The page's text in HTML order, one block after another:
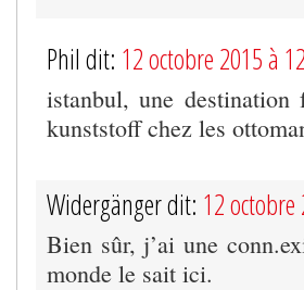
Phil dit: 12 octobre 2015 à
istanbul, une
kunststoff chez les
Widergänger dit: 12
Bien sûr, j’ai une
monde le sait ici.